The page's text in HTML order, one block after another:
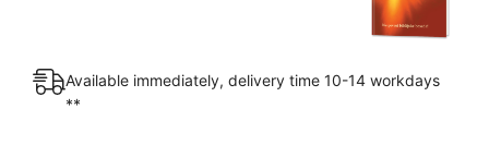
quantity
Available immediately, delivery time 10-14 workdays
**